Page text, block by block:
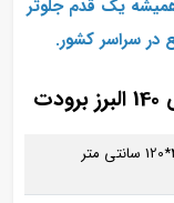
همیشه یک قدم جلوتر
سراسر کشور.